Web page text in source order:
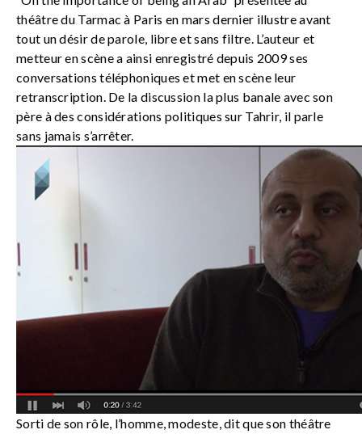
théâtre du Tarmac à Paris en mars dernier illustre avant
tout un désir de parole, libre et sans filtre. L’auteur et
metteur en scène a ainsi enregistré depuis 2009 ses
conversations téléphoniques et met en scène leur
retranscription. De la discussion la plus banale avec son
père à des considérations politiques sur Tahrir, il parle
sans jamais s’arrêter.
Sorti de son rôle, l’homme, modeste, dit que son théâtre